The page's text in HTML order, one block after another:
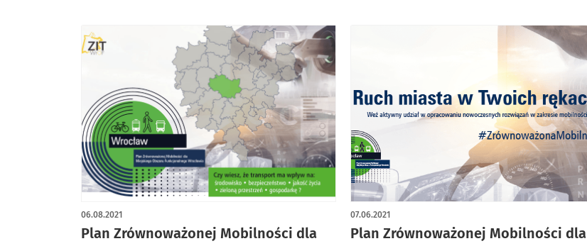
Plan Zrównoważonej Mobilności dla
06.08.2021
Plan Zrównoważonej Mobilności dla
07.06.2021